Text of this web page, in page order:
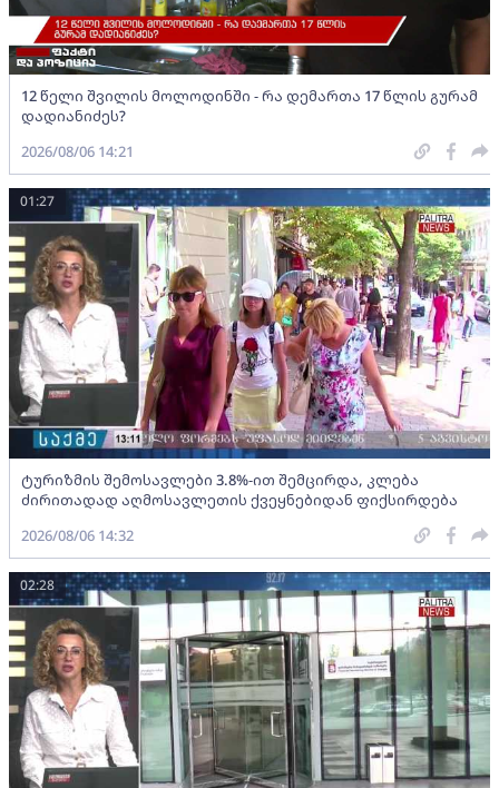
12 წელი შვილის მოლოდინში - რა დემართა 17 წლის გურამ
დადიანიძეს?
2026/08/06 14:21
ტურიზმის შემოსავლები 3.8%-ით შემცირდა, კლება
ძირითადად აღმოსავლეთის ქვეყნებიდან ფიქსირდება
01:27
2026/08/06 14:32
02:28